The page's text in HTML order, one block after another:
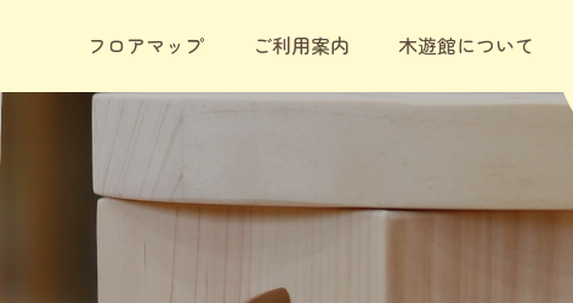
フロアマップ ご利用案内 木遊館について